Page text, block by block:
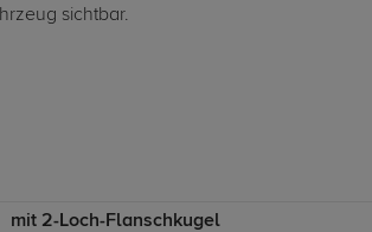
sichtbar.
mit 2-Loch-Flanschkugel